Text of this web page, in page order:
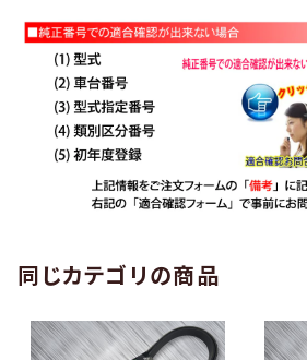
同じカテゴリの商品